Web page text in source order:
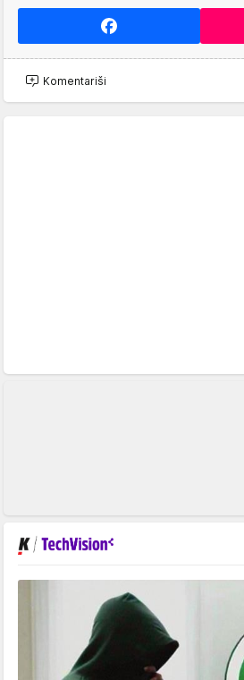
Komentariši